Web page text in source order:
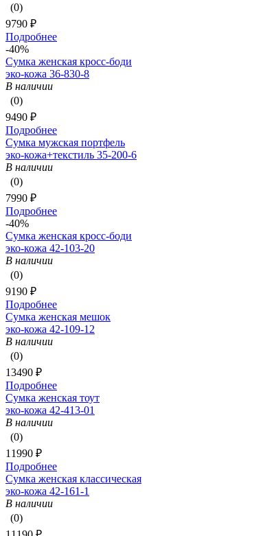
(0)
9790 ₽
Подробнее
-40%
Сумка женская кросс-боди
эко-кожа 36-830-8
В наличии
(0)
9490 ₽
Подробнее
Сумка мужская портфель
эко-кожа+текстиль 35-200-6
В наличии
(0)
7990 ₽
Подробнее
-40%
Сумка женская кросс-боди
эко-кожа 42-103-20
В наличии
(0)
9190 ₽
Подробнее
Сумка женская мешок
эко-кожа 42-109-12
В наличии
(0)
13490 ₽
Подробнее
Сумка женская тоут
эко-кожа 42-413-01
В наличии
(0)
11990 ₽
Подробнее
Сумка женская классическая
эко-кожа 42-161-1
В наличии
(0)